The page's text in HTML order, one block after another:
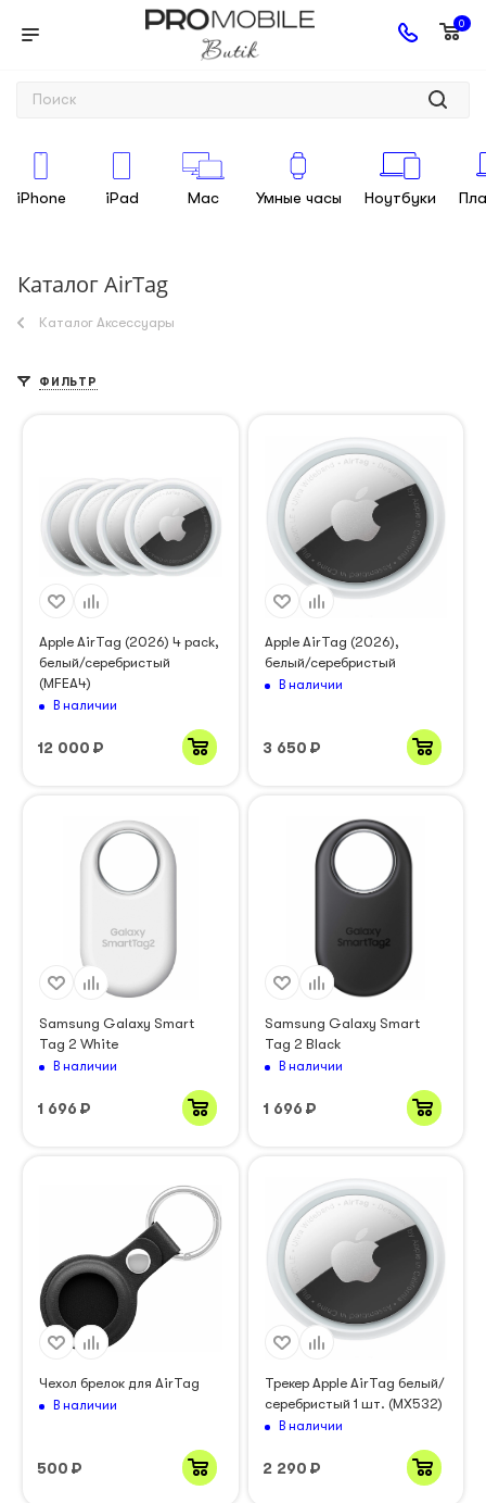
0
iPhone iPad Mac Умные часы Ноутбуки
Каталог AirTag
Каталог Аксессуары
ФИЛЬТР
Apple AirTag (2026) 4 pack,
белый/серебристый
(MFEA4)
В наличии
12 000 ₽
Apple AirTag (2026),
белый/серебристый
В наличии
3 650 ₽
Samsung Galaxy Smart
Tag 2 White
В наличии
1 696 ₽
Samsung Galaxy Smart
Tag 2 Black
В наличии
1 696 ₽
Чехол брелок для AirTag
В наличии
500 ₽
Трекер Apple AirTag белый/
серебристый 1 шт. (MX532)
В наличии
2 290 ₽